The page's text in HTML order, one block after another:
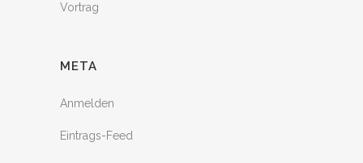
Vortrag
META
Anmelden
Eintrags-Feed